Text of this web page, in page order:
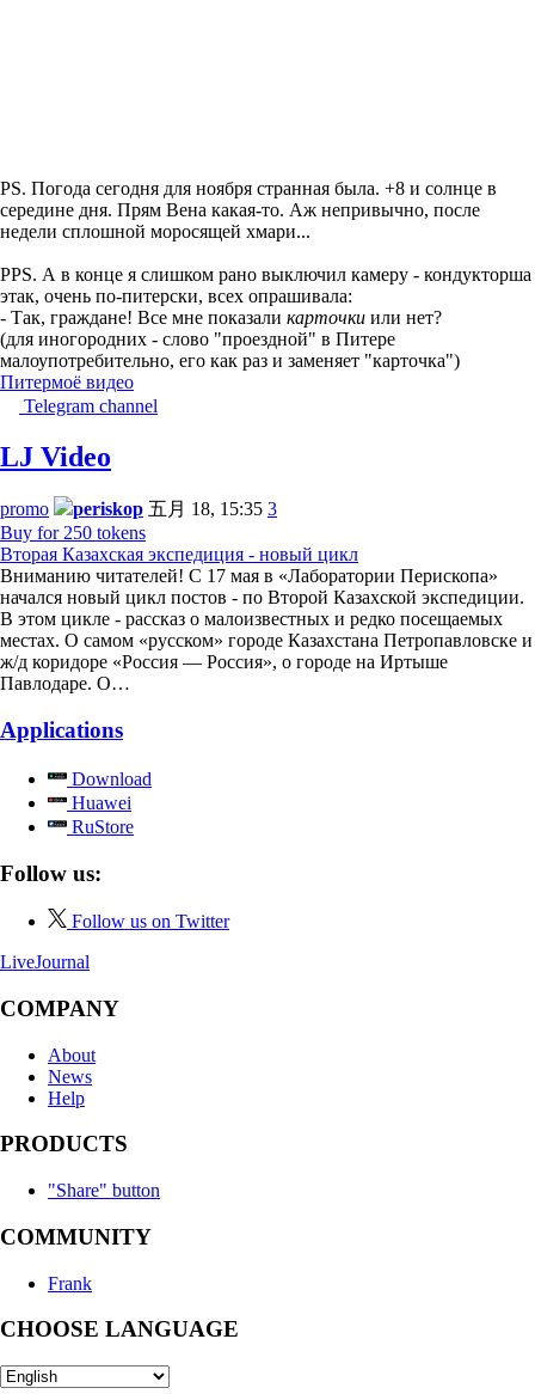
PS. Погода сегодня для ноября странная была. +8 и солнце в
середине дня. Прям Вена какая-то. Аж непривычно, после
недели сплошной моросящей хмари...
PPS. А в конце я слишком рано выключил камеру - кондукторша
этак, очень по-питерски, всех опрашивала:
- Так, граждане! Все мне показали карточки или нет?
(для иногородних - слово "проездной" в Питере
малоупотребительно, его как раз и заменяет "карточка")
Питермоё видео
Telegram channel
LJ Video
promo periskop 五月 18, 15:35 3
Buy for 250 tokens
Вторая Казахская экспедиция - новый цикл
Вниманию читателей! С 17 мая в «Лаборатории Перископа»
начался новый цикл постов - по Второй Казахской экспедиции.
В этом цикле - рассказ о малоизвестных и редко посещаемых
местах. О самом «русском» городе Казахстана Петропавловске и
ж/д коридоре «Россия — Россия», о городе на Иртыше
Павлодаре. О…
Applications
Download
Huawei
RuStore
Follow us:
Follow us on Twitter
LiveJournal
COMPANY
About
News
Help
PRODUCTS
"Share" button
COMMUNITY
Frank
CHOOSE LANGUAGE